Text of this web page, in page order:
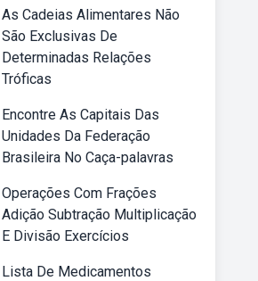
As Cadeias Alimentares Não
São Exclusivas De
Determinadas Relações
Tróficas
Encontre As Capitais Das
Unidades Da Federação
Brasileira No Caça-palavras
Operações Com Frações
Adição Subtração Multiplicação
E Divisão Exercícios
Lista De Medicamentos